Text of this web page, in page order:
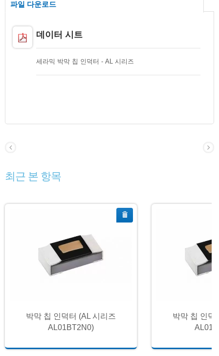
파일 다운로드
데이터 시트
세라믹 박막 칩 인덕터 - AL 시리즈
최근 본 항목
박막 칩 인덕터 (AL 시리즈
AL01BT2N0)
박막 칩 인덕